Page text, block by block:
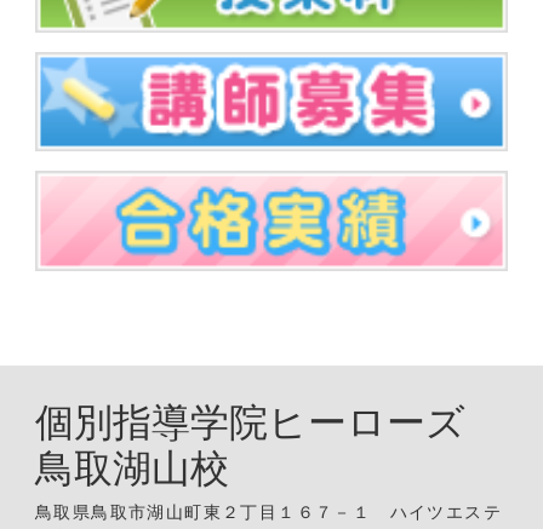
個別指導学院ヒーローズ
鳥取湖山校
鳥取県鳥取市湖山町東２丁目１６７－１ ハイツエステ